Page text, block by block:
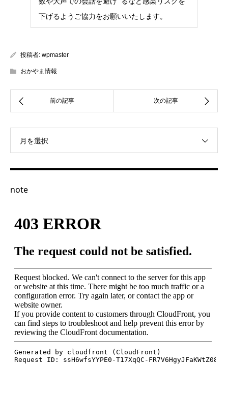
下げるようご協力をお願いいたします。
投稿者: wpmaster
おかやま情報
月を選択
note